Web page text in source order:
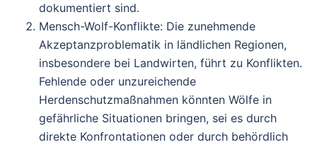
dokumentiert sind.
Mensch-Wolf-Konflikte: Die zunehmende
Akzeptanzproblematik in ländlichen Regionen,
insbesondere bei Landwirten, führt zu Konflikten.
Fehlende oder unzureichende
Herdenschutzmaßnahmen könnten Wölfe in
gefährliche Situationen bringen, sei es durch
direkte Konfrontationen oder durch behördlich